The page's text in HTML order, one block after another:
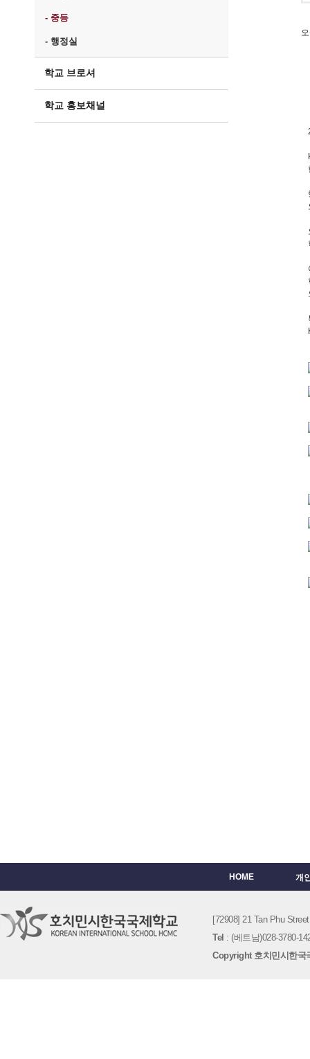
- 중등
- 행정실
학교 브로셔
학교 홍보채널
HOME 개
[72908] 21 Tan Phu
Tel : (베트남)028-3780-
Copyright 호치민시한국